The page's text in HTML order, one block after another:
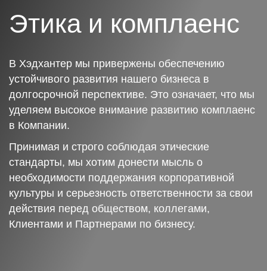
Этика и комплаенс
В Хэдхантер мы привержены обеспечению
устойчивого развития нашего бизнеса в
долгосрочной перспективе. Это означает, что мы
уделяем высокое внимание развитию комплаенс
в Компании.
Принимая и строго соблюдая этические
стандарты, мы хотим донести мысль о
необходимости поддержания корпоративной
культуры и серьезность ответственности за свои
действия перед обществом, коллегами,
Клиентами и Партнерами по бизнесу.